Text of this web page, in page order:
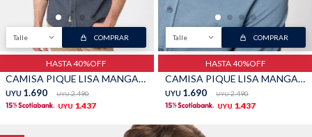
Talle COMPRAR
HASTA 40%OFF
CAMISA PIQUE LISA MANGA LARGA - Azul
UYU 1.690 UYU 2.490
UYU 1.437
Talle COMPRAR
HASTA 40%OFF
CAMISA PIQUE LISA MANGA LARGA - Piedra
UYU 1.690 UYU 2.490
UYU 1.437